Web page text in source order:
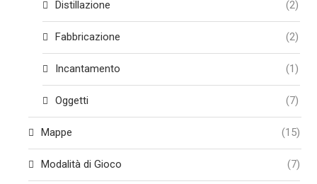
Distillazione (2)
Fabbricazione (2)
Incantamento (1)
Oggetti (7)
Mappe (15)
Modalità di Gioco (7)